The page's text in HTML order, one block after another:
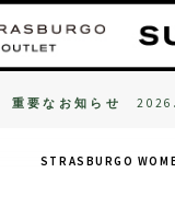
重要なお知らせ
STRASBURGO